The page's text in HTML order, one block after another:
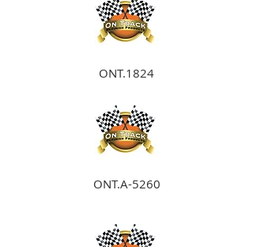
ONT.1824
ONT.A-5260